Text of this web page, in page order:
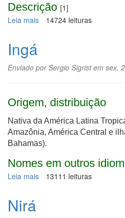
Descrição [1]
Leia mais sobre
14724 leituras
Ingá
Enviado porSergio Sigristem sex,
Origem, distribuição
Nativa da América Latina
Amazônia, América Central e
Bahamas).
Nomes em outros
Leia mais sobre
13111 leituras
Nirá